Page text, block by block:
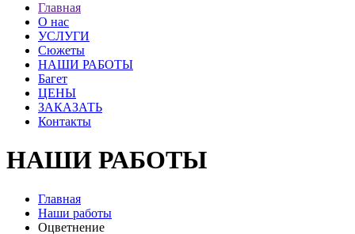
Главная
О нас
УСЛУГИ
Сюжеты
НАШИ РАБОТЫ
Багет
ЦЕНЫ
ЗАКАЗАТЬ
Контакты
НАШИ РАБОТЫ
Главная
Наши работы
Оцветнение